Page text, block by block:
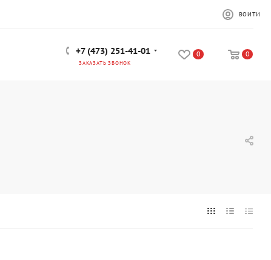
ВОЙТИ
+7 (473) 251-41-01
ЗАКАЗАТЬ ЗВОНОК
0 0